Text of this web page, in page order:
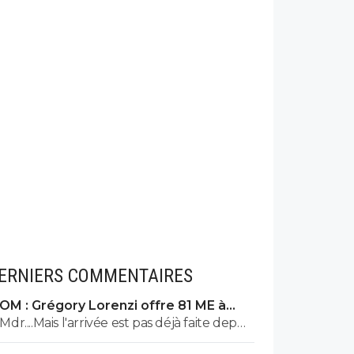
COMMENTAIRES
OM : Grégory Lorenzi offre 81 ME à
Frank McCourt
Mdr....Mais l'arrivée est pas déjà faite depuis
10 ans ? Et 1 milliard paraît un peu